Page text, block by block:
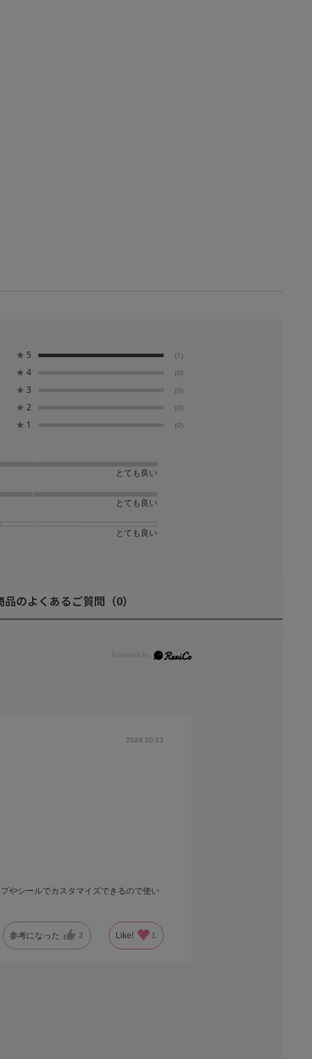
★ 5 (1)
★ 4 (0)
★ 3 (0)
★ 2 (0)
★ 1 (0)
とても良い
とても良い
とても良い
品のよくあるご質問 （0）
2024.10.13
やシールでカスタマイズできるので使い
参考になった 2 Like! 1